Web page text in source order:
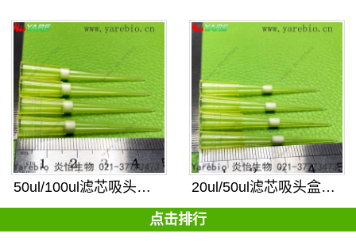
50ul/100ul滤芯吸头盒装 20ul/50ul滤芯吸头盒装 9
点击排行